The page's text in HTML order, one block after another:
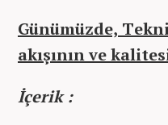
Günümüzde,
akışının ve
İçerik :